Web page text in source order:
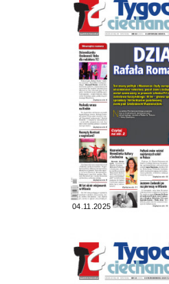
04.11.2025